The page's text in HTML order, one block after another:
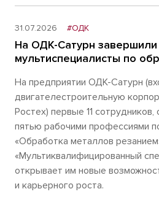
31.07.2026 #ОДК
На ОДК-Сатурн
мультиспециалисты по
На предприятии ОДК-Сатурн
двигателестроительную
Ростех) первые 11
пятью рабочими профессиями
«Обработка металлов
«Мультиквалифицированный
открывает им новые
и карьерного роста.